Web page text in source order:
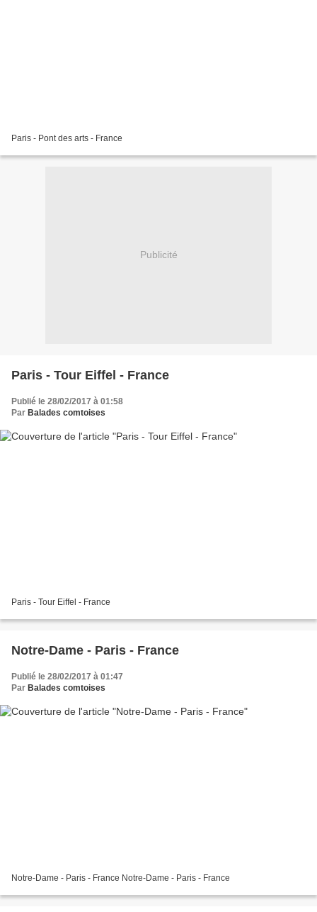
Paris - Pont des arts - France
Publicité
Paris - Tour Eiffel - France
Publié le 28/02/2017 à 01:58
Par Balades comtoises
Paris - Tour Eiffel - France
Notre-Dame - Paris - France
Publié le 28/02/2017 à 01:47
Par Balades comtoises
Notre-Dame - Paris - France Notre-Dame - Paris - France